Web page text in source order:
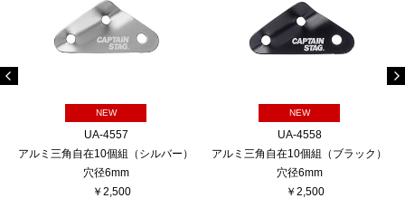
NEW
UA-4557
アルミ三角自在10個組（シルバー）
穴径6mm
￥2,500
NEW
UA-4558
アルミ三角自在10個組（ブラック）
穴径6mm
￥2,500